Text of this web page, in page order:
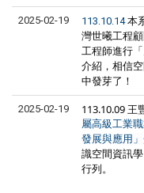
2025-02-19 113.10.14本
灣世曦工程
工程師進行
介紹，相信
中發芽了！
2025-02-19 113.10.09 王
屬高級工業
發展與應用
識空間資訊
行列。